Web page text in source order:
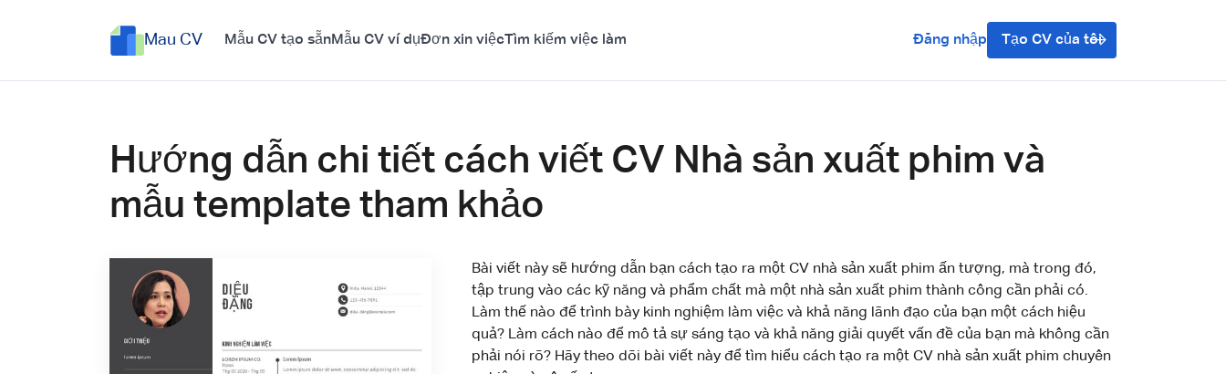
Mau CV Mẫu CV tạo sẵnMẫu CV ví dụĐơn xin việcTìm kiếm việc làm Đăng nhập Tạo CV của tôi
Hướng dẫn chi tiết cách viết CV Nhà sản xuất phim và
mẫu template tham khảo
Bài viết này sẽ hướng dẫn bạn cách tạo ra một CV nhà sản xuất phim ấn tượng, mà trong đó,
tập trung vào các kỹ năng và phẩm chất mà một nhà sản xuất phim thành công cần phải có.
Làm thế nào để trình bày kinh nghiệm làm việc và khả năng lãnh đạo của bạn một cách hiệu
quả? Làm cách nào để mô tả sự sáng tạo và khả năng giải quyết vấn đề của bạn mà không cần
phải nói rõ? Hãy theo dõi bài viết này để tìm hiểu cách tạo ra một CV nhà sản xuất phim chuyên